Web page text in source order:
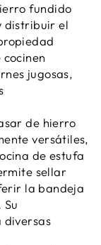
fundido
distribuir el
jugosas,
de hierro
versátiles,
de estufa
sellar
la bandeja